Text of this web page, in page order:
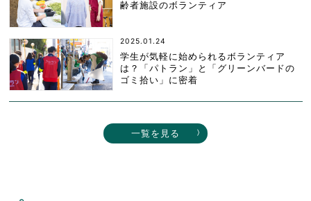
齢者施設のボランティア
2025.01.24
学生が気軽に始められるボランティア
は？「パトラン」と「グリーンバードの
ゴミ拾い」に密着
一覧を見る